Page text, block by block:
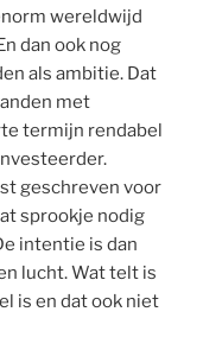
wereldwijd
dan ook nog
als ambitie. Dat
met
termijn rendabel
geschreven voor
sprookje nodig
intentie is dan
lucht. Wat telt is
is en dat ook niet